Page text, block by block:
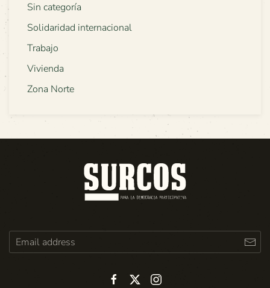
Sin categoría
Solidaridad internacional
Trabajo
Vivienda
Zona Norte